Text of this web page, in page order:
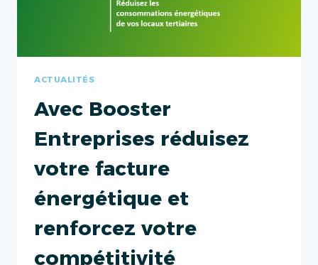
ACTUALITÉS
Avec Booster
Entreprises réduisez
votre facture
énergétique et
renforcez votre
compétitivité